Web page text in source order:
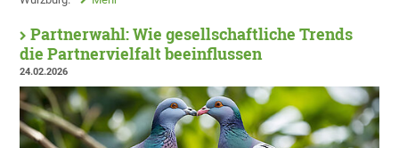
Partnerwahl: Wie gesellschaftliche Trends
die Partnervielfalt beeinflussen
24.02.2026